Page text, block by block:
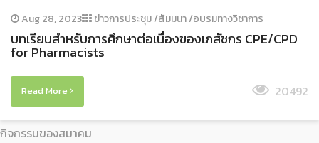
Aug 28, 2023 ข่าวการประชุม /สัมมนา /อบรมทางวิชาการ
บทเรียนสำหรับการศึกษาต่อเนื่องของเภสัชกร CPE/CPD
for Pharmacists
Read More 20492
กิจกรรมของสมาคม